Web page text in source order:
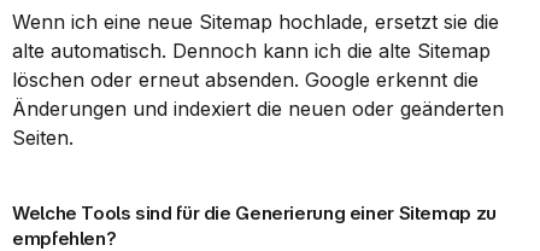
Wenn ich eine neue Sitemap hochlade, ersetzt sie die
alte automatisch. Dennoch kann ich die alte Sitemap
löschen oder erneut absenden. Google erkennt die
Änderungen und indexiert die neuen oder geänderten
Seiten.
Welche Tools sind für die Generierung einer Sitemap zu
empfehlen?